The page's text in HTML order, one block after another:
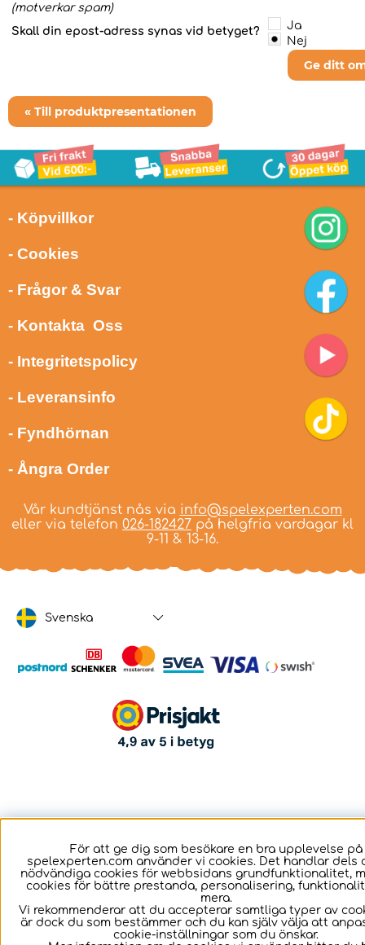
(motverkar spam)
Skall din epost-adress synas vid betyget?
Ja
Nej
Ge ditt
« Till produktpresentationen
- Köpvillkor
- Cookies
- Frågor & Svar
- Kontakta Oss
- Integritetspolicy
- Leveransinfo
- Fyndhörnan
- Ångra Order
Vår kundtjänst nås via info@spelexperten.com
eller via telefon 026-182427 på helgfria vardagar kl
9-11 & 13-16.
Svenska
För att ge dig som besökare en bra upplevelse på
spelexperten.com använder vi cookies. Det handlar dels
nödvändiga cookies för webbsidans grundfunktionalitet,
cookies för bättre prestanda, personalisering,
mera.
Vi rekommenderar att du accepterar samtliga typer av
är dock du som bestämmer och du kan själv välja att
cookie-inställningar som du önskar.